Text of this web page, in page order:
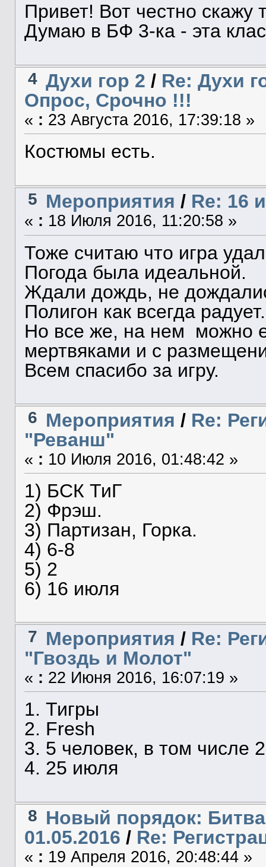
Привет! Вот честно скажу
Думаю в БФ 3-ка - эта
4 Духи гор 2 / Re: Духи
Опрос, Срочно !!!
« : 23 Августа 2016, 17:39:18 »
Костюмы есть.
5 Мероприятия / Re: 16
« : 18 Июля 2016, 11:20:58 »
Тоже считаю что игра
Погода была идеальной.
Ждали дождь, не
Полигон как всегда радует.
Но все же, на нем можно
мертвяками и с
Всем спасибо за игру.
6 Мероприятия / Re:
"Реванш"
« : 10 Июля 2016, 01:48:42 »
1) БСК ТиГ
2) Фрэш.
3) Партизан, Горка.
4) 6-8
5) 2
6) 16 июля
7 Мероприятия / Re:
"Гвоздь и Молот"
« : 22 Июня 2016, 16:07:19 »
1. Тигры
2. Fresh
3. 5 человек, в том числе
4. 25 июля
8 Новый порядок:
01.05.2016 / Re:
« : 19 Апреля 2016, 20:48:44 »